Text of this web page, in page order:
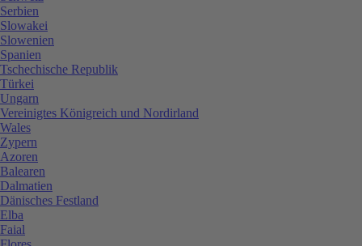
Serbien
Slowakei
Slowenien
Spanien
Tschechische Republik
Türkei
Ungarn
Vereinigtes Königreich und Nordirland
Wales
Zypern
Azoren
Balearen
Dalmatien
Dänisches Festland
Elba
Faial